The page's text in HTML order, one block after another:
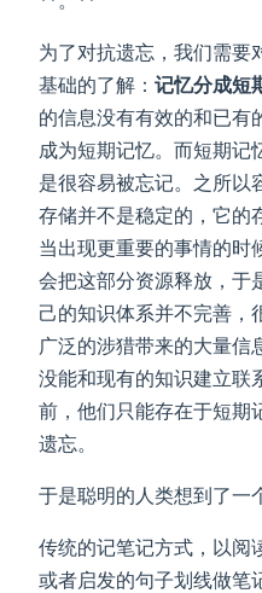
为了对抗遗忘，我们需要
基础的了解： 记忆分成短
的信息没有有效的和已有
成为短期记忆。而短期记
是很容易被忘记。之所以
存储并不是稳定的，它的
当出现更重要的事情的时
会把这部分资源释放，于
己的知识体系并不完善，
广泛的涉猎带来的大量信
没能和现有的知识建立联
前，他们只能存在于短期
遗忘。
于是聪明的人类想到了一
传统的记笔记方式，以阅
或者启发的句子划线做笔